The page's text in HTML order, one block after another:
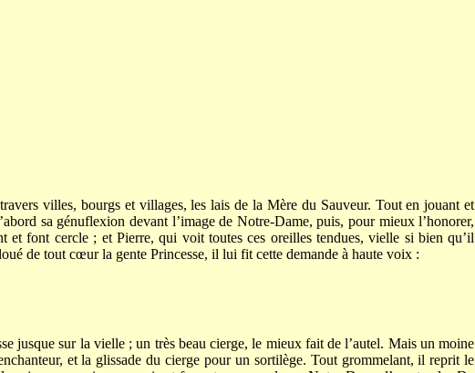
villes, bourgs et villages, les lais de la Mère du Sauveur. Tout en jouant et
sa génuflexion devant l’image de Notre-Dame, puis, pour mieux l’honorer,
et font cercle ; et Pierre, qui voit toutes ces oreilles tendues, vielle si bien qu’il
de tout cœur la gente Princesse, il lui fit cette demande à haute voix :
jusque sur la vielle ; un très beau cierge, le mieux fait de l’autel. Mais un moine
et la glissade du cierge pour un sortilège. Tout grommelant, il reprit le